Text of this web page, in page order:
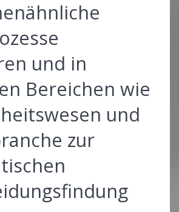
und in
Bereichen wie
und
zur